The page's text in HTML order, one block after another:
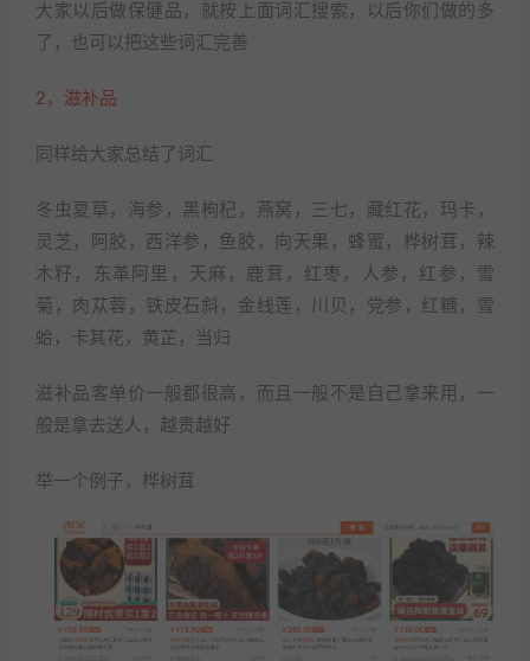
大家以后做保健品，就按上面词汇搜索，以后你们做的多
了，也可以把这些词汇完善
2，滋补品
同样给大家总结了词汇
冬虫夏草，海参，黑枸杞，燕窝，三七，藏红花，玛卡，
灵芝，阿胶，西洋参，鱼胶，向天果，蜂蜜，桦树茸，辣
木籽，东革阿里，天麻，鹿茸，红枣，人参，红参，雪
菊，肉苁蓉，铁皮石斜，金线莲，川贝，党参，红糖，雪
蛤，卡其花，黄芷，当归
滋补品客单价一般都很高，而且一般不是自己拿来用，一
般是拿去送人，越贵越好
举一个例子，桦树茸